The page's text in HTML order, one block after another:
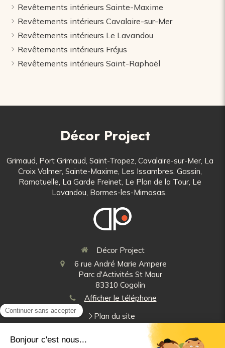
Revêtements intérieurs Sainte-Maxime
Revêtements intérieurs Cavalaire-sur-Mer
Revêtements intérieurs Le Lavandou
Revêtements intérieurs Fréjus
Revêtements intérieurs Saint-Raphaël
Décor Project
Grimaud, Port Grimaud, Saint-Tropez, Cavalaire-sur-Mer, La
Croix Valmer, Sainte-Maxime, Les Issambres, Gassin,
Ramatuelle, La Garde Freinet, Le Plan de la Tour, Le
Lavandou, Bormes-les-Mimosas.
Décor Project
6 rue André Marie Ampere
Parc d'Activités St Maur
83310 Cogolin
Afficher le téléphone
Plan du site